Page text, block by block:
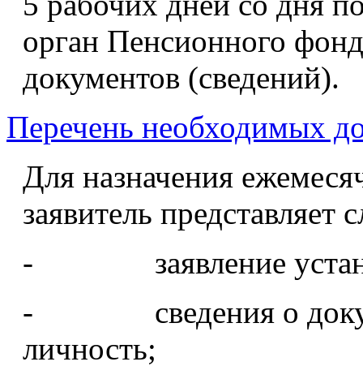
орган Пенсионного
документов (сведений).
Перечень необходимых
Для назначения
заявитель
- заявление
- сведения о
личность;